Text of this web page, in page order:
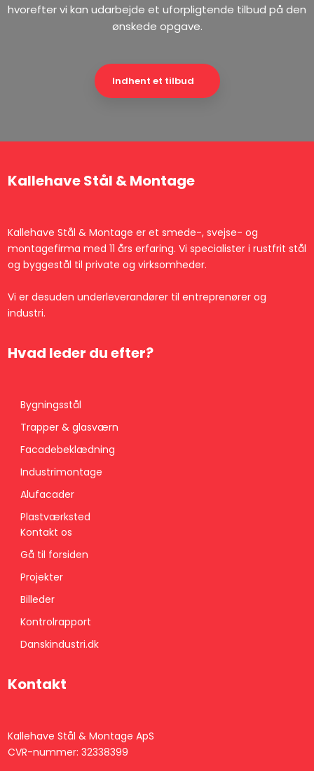
hvorefter vi kan udarbejde et uforpligtende tilbud på den
ønskede opgave.
Indhent et tilbud
Kallehave Stål & Montage
Kallehave Stål & Montage er et smede-, svejse- og
montagefirma med 11 års erfaring. Vi specialister i rustfrit stål
og byggestål til private og virksomheder.
Vi er desuden underleverandører til entreprenører og
industri.
​Hvad leder du efter?
Bygningsstål​
Trapper & glasværn
Facadebeklædning
Industrimontage
Alufacader
Plastværksted
Kontakt os
Gå til forsiden
Projekter
Billeder
Kontrolrapport​
Danskindustri.dk
Kontakt
​Kallehave Stål & Montage ApS
CVR-nummer: 32338399